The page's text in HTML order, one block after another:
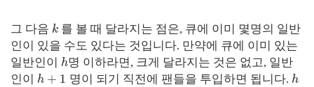
그 다음 k 를 볼 때 달라지는 점은, 큐에 이미 몇명의 일반
인이 있을 수도 있다는 것입니다. 만약에 큐에 이미 있는
일반인이 h명 이하라면, 크게 달라지는 것은 없고, 일반
인이 h + 1 명이 되기 직전에 팬들을 투입하면 됩니다. h